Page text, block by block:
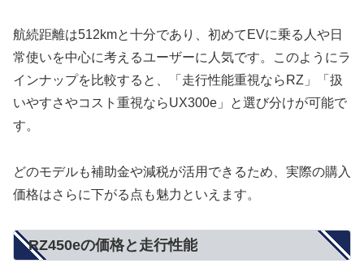
航続距離は512kmと十分であり、初めてEVに乗る人や日
常使いを中心に考えるユーザーに人気です。このようにラ
インナップを比較すると、「走行性能重視ならRZ」「扱
いやすさやコスト重視ならUX300e」と選び分けが可能で
す。
どのモデルも補助金や減税が活用できるため、実際の購入
価格はさらに下がる点も魅力といえます。
RZ450eの価格と走行性能